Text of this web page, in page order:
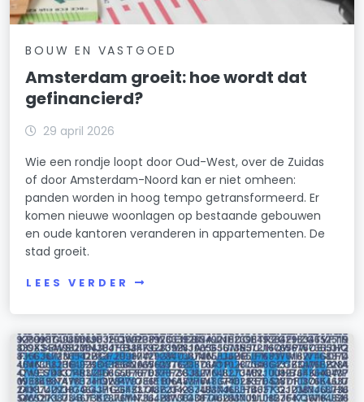
Staatsliedenbuurt
Stadionbuurt
Transvaalbuurt
Tuindorp Oostzaan
Van Galenbuurt
Van Lennepbuurt
Venserpolder
Vondelparkbuurt
Waterland
BOUW EN VASTGOED
Amsterdam groeit: hoe wordt dat
gefinancierd?
29 april 2026
Wie een rondje loopt door Oud-West, over de Zuidas
of door Amsterdam-Noord kan er niet omheen:
panden worden in hoog tempo getransformeerd. Er
komen nieuwe woonlagen op bestaande gebouwen
en oude kantoren veranderen in appartementen. De
stad groeit.
LEES VERDER